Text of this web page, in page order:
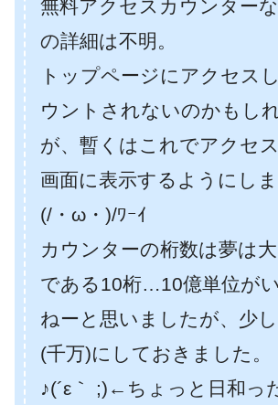
無料アクセスカウンター
の詳細は不明。
トップページにアクセス
ウントされないのかもし
が、暫くはこれでアクセ
画面に表示するようにしま
(/・ω・)/ﾜｰｲ
カウンターの桁数は夢は
である10桁…10億単位が
ねーと思いましたが、少
(千万)にしておきました。
♪(´ε｀ ;)←ちょっと日和っ